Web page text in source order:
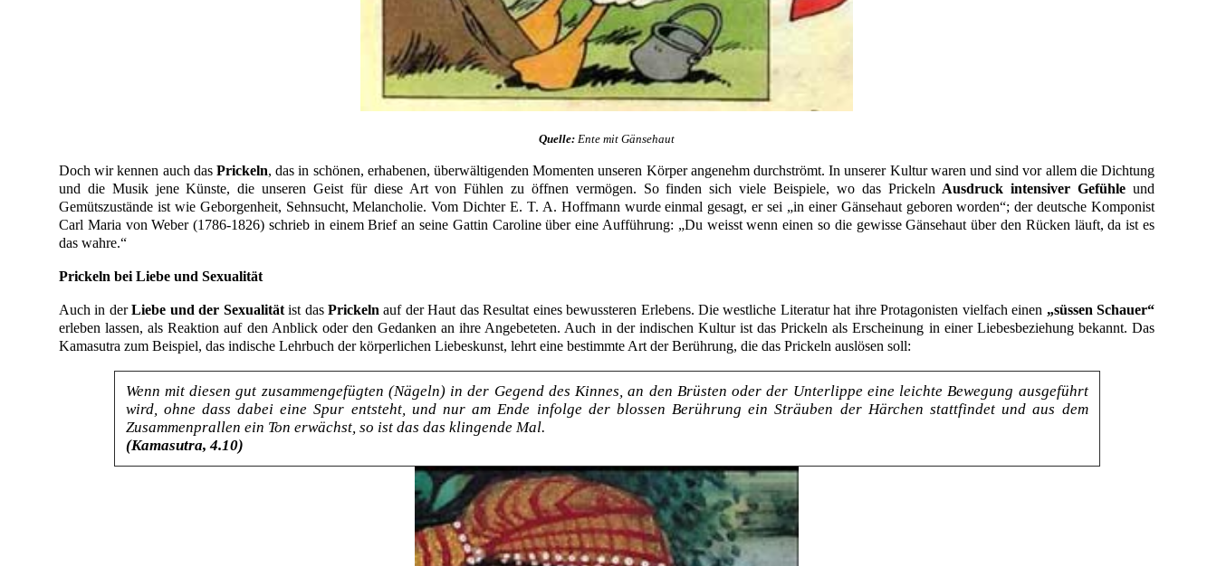
Quelle: Ente mit Gänsehaut
Doch wir kennen auch das Prickeln, das in schönen, erhabenen, überwältigenden Momenten unseren Körper angenehm durchströmt. In unserer Kultur waren und sind vor allem die Dichtung
und die Musik jene Künste, die unseren Geist für diese Art von Fühlen zu öffnen vermögen. So finden sich viele Beispiele, wo das Prickeln Ausdruck intensiver Gefühle und
Gemütszustände ist wie Geborgenheit, Sehnsucht, Melancholie. Vom Dichter E. T. A. Hoffmann wurde einmal gesagt, er sei „in einer Gänsehaut geboren worden“; der deutsche Komponist
Carl Maria von Weber (1786-1826) schrieb in einem Brief an seine Gattin Caroline über eine Aufführung: „Du weisst wenn einen so die gewisse Gänsehaut über den Rücken läuft, da ist es
das wahre.“
Prickeln bei Liebe und Sexualität
Auch in derLiebe und der Sexualitätist dasPrickeln auf der Haut das Resultat eines bewussteren Erlebens. Die westliche Literatur hat ihre Protagonisten vielfach einen „süssen Schauer“
erleben lassen, als Reaktion auf den Anblick oder den Gedanken an ihre Angebeteten. Auch in der indischen Kultur ist das Prickeln als Erscheinung in einer Liebesbeziehung bekannt. Das
Kamasutra zum Beispiel, das indische Lehrbuch der körperlichen Liebeskunst, lehrt eine bestimmte Art der Berührung, die das Prickeln auslösen soll:
Wenn mit diesen gut zusammengefügten (Nägeln) in der Gegend des Kinnes, an den Brüsten oder der Unterlippe eine leichte Bewegung ausgeführt
wird, ohne dass dabei eine Spur entsteht, und nur am Ende infolge der blossen Berührung ein Sträuben der Härchen stattfindet und aus dem
Zusammenprallen ein Ton erwächst, so ist das das klingende Mal.
(Kamasutra, 4.10)